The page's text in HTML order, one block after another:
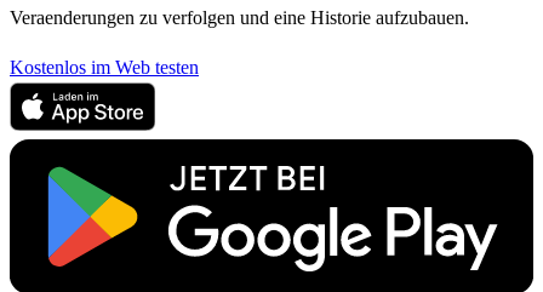
Veraenderungen zu verfolgen und eine Historie aufzubauen.
Kostenlos im Web testen